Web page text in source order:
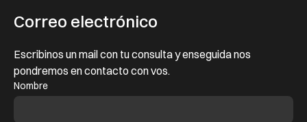
Correo electrónico
Escribinos un mail con tu consulta y enseguida nos
pondremos en contacto con vos.
Nombre